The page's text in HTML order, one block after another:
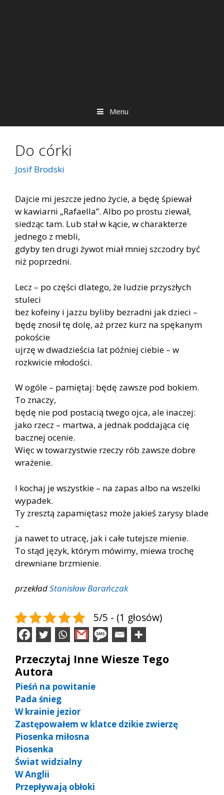
Menu
Do córki
Josif Brodski
Dajcie mi jeszcze jedno życie, a będę śpiewał
w kawiarni „Rafaella”. Albo po prostu ziewał,
siedząc tam. Lub stał w kącie, w charakterze
jednego z mebli,
gdyby ten drugi żywot miał mniej szczodry być
niż poprzedni.
Lecz – po części dlatego, że ludzie przyszłych
stuleci
bez kofeiny i jazzu byliby bezradni jak dzieci –
będę znosił tę dolę, aż przez kurz na spękanym
pokoście
ujrzę w dwadzieścia lat później ciebie – w
rozkwicie młodości.
W ogóle – pamiętaj: będę zawsze pod bokiem.
To znaczy,
będę nie pod postacią twego ojca, ale inaczej:
jako rzecz – martwa, a jednak poddająca cię
bacznej ocenie.
Więc w towarzystwie rzeczy rób zawsze dobre
wrażenie.
I kochaj je wszystkie – na zapas albo na wszelki
wypadek.
Ty zresztą zapamiętasz może jakieś zarysy blade
–
ja nawet to utracę, jak i całe tutejsze mienie.
To stąd język, którym mówimy, miewa trochę
drewniane brzmienie.
przekładStanisław Barańczak
5/5 - (1 głosów)
Przeczytaj Inne Wiesze Tego
Autora
Pieśń na powitanie
Pada śnieg
W krainie jezior
Zastępowałem w klatce dzikie zwierzę
Piosenka miłosna
Piosenka
Świat widzialny
W Anglii
Przepływają obłoki